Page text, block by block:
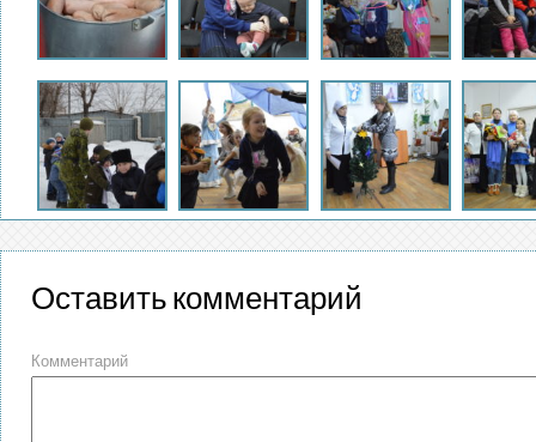
Оставить комментарий
Комментарий